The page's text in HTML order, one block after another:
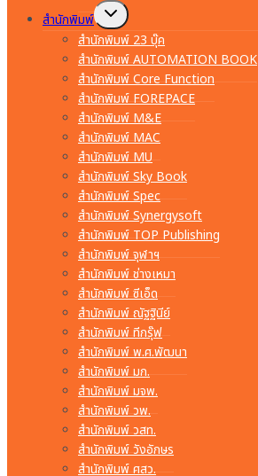
สำนักพิมพ์
Toggle
child
menu
สำนักพิมพ์ 23 บุ๊ค
สำนักพิมพ์ AUTOMATION BOOK
สำนักพิมพ์ Core Function
สำนักพิมพ์ FOREPACE
สำนักพิมพ์ M&E
สำนักพิมพ์ MAC
สำนักพิมพ์ MU
สำนักพิมพ์ Sky Book
สำนักพิมพ์ Spec
สำนักพิมพ์ Synergysoft
สำนักพิมพ์ TOP Publishing
สำนักพิมพ์ จุฬาฯ
สำนักพิมพ์ ช่างเหมา
สำนักพิมพ์ ซีเอ็ด
สำนักพิมพ์ ณัฐฐินีย์
สำนักพิมพ์ ทีกรุ๊ฟ
สำนักพิมพ์ พ.ศ.พัฒนา
สำนักพิมพ์ มก.
สำนักพิมพ์ มจพ.
สำนักพิมพ์ วพ.
สำนักพิมพ์ วสท.
สำนักพิมพ์ วังอักษร
สำนักพิมพ์ ศสว.